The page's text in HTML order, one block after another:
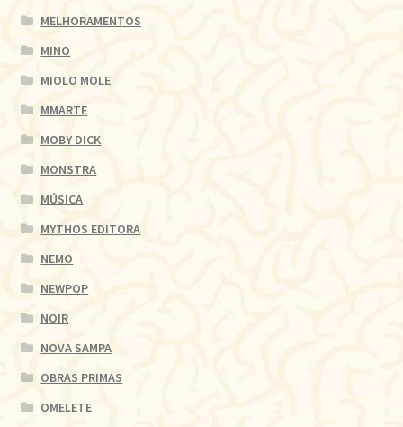
MELHORAMENTOS
MINO
MIOLO MOLE
MMARTE
MOBY DICK
MONSTRA
MÚSICA
MYTHOS EDITORA
NEMO
NEWPOP
NOIR
NOVA SAMPA
OBRAS PRIMAS
OMELETE